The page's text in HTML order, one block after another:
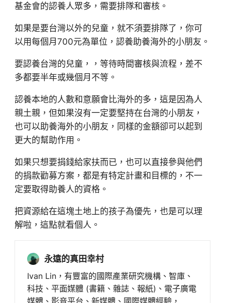
基金會的認養人眾多，需要排隊和審核。
如果是要台灣以外的兒童，就不須要排隊了，你可
以用每個月700元為單位，認養助養海外的小朋友。
要認養台灣的兒童，，等待時間審核與流程，差不
多都要半年或幾個月不等。
認養本地的人數和意願會比海外的多，這是因為人
親土親，但如果沒有一定要堅持在台灣的小朋友，
也可以助養海外的小朋友，同樣的金額卻可以起到
更大的幫助作用。
如果只想要捐錢給家扶而已，也可以直接參與他們
的捐款勸募方案，都是有特定計畫和目標的，不一
定要取得助養人的資格。
把資源給在這塊土地上的孩子為優先，也是可以理
解啦，這點就看個人。
永遠的真田幸村
Ivan Lin，有豐富的國際產業研究機構、智庫、
科技、平面媒體 (書籍、雜誌、報紙)、電子廣電
媒體、影音平台、新媒體、國際媒體經驗，